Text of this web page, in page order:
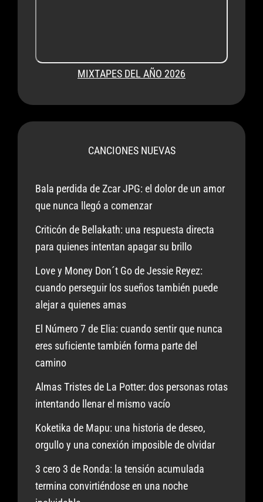
MIXTAPES DEL AÑO 2026
CANCIONES NUEVAS
Bala perdida de Zcar JPG: el dolor de un amor
que nunca llegó a comenzar
Criticón de Bellakath: una respuesta directa
para quienes intentan apagar su brillo
Love y Money Don´t Go de Jessie Reyez:
cuando perseguir los sueños también puede
alejar a quienes amas
El Número 7 de Elia: cuando sentir que nunca
eres suficiente también forma parte del
camino
Almas Tristes de La Potter: dos personas rotas
intentando llenar el mismo vacío
Koketika de Mapu: una historia de deseo,
orgullo y una conexión imposible de olvidar
3 cero 3 de Ronda: la tensión acumulada
termina convirtiéndose en una noche